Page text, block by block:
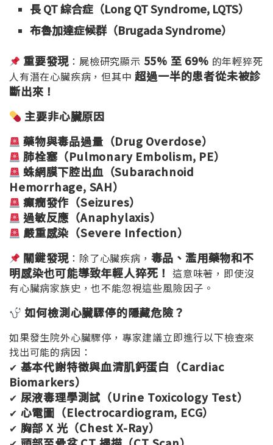
長 QT綜合症（Long QT Syndrome, LQTS）
布魯加達症候群（Brugada Syndrome）
重要發現 ：屍檢研究顯示 55% 至 69% 的年輕猝死
人有潛在心臟疾病，但其中超過一半的患者從未被診
斷出來！
主要非心臟原因
藥物與毒品過量（Drug Overdose）
肺栓塞（Pulmonary Embolism, PE）
蛛網膜下腔出血（Subarachnoid
Hemorrhage, SAH）
癲癇發作（Seizures）
過敏反應（Anaphylaxis）
嚴重感染（Severe Infection）
關鍵發現 ：除了心臟疾病， 毒品、濫用藥物和不
明感染也可能導致年輕人猝死！ 這意味著，即使沒
有心臟病家族史，也不能忽視這些風險因子。
如何檢測心臟驟停的隱藏危險？
如果發生院外心臟驟停，專家建議立即進行以下檢查來
找出可能的病因：
✔ 基本代謝特徵與血清肌鈣蛋白（Cardiac
Biomarkers）
✔ 尿液毒理學測試（Urine Toxicology Test）
✔ 心電圖（Electrocardiogram, ECG）
✔ 胸部 X光（Chest X-Ray）